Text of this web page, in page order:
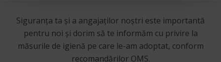
Siguranța ta și a angajaților noștri este importantă
pentru noi și dorim să te informăm cu privire la
măsurile de igienă pe care le-am adoptat, conform
recomandărilor OMS.